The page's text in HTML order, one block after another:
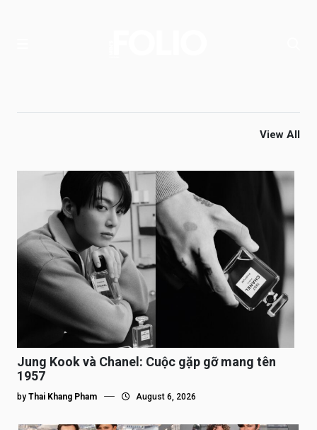
View All
Jung Kook và Chanel: Cuộc gặp gỡ mang tên
1957
by Thai Khang Pham August 6, 2026